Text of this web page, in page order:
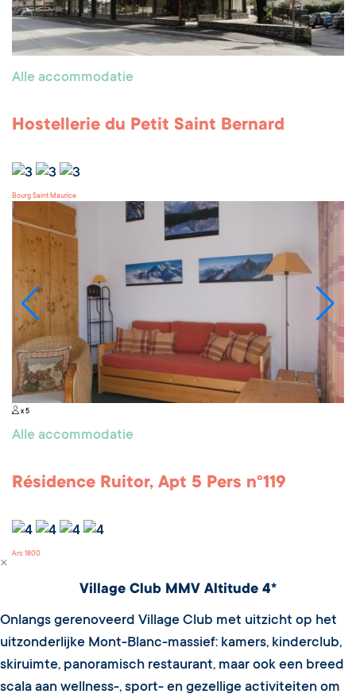
Alle accommodatie
Hostellerie du Petit Saint Bernard
Bourg Saint Maurice
x 5
Alle accommodatie
Résidence Ruitor, Apt 5 Pers n°119
Arc 1800
Village Club MMV Altitude 4*
Onlangs gerenoveerd Village Club met uitzicht op het
uitzonderlijke Mont-Blanc-massief: kamers, kinderclub,
skiruimte, panoramisch restaurant, maar ook een breed
scala aan wellness-, sport- en gezellige activiteiten om